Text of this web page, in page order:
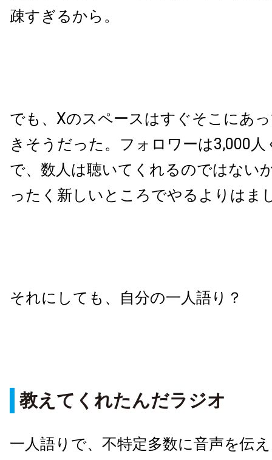
疎すぎるから。
でも、Xのスペースはすぐそこにあ
きそうだった。フォロワーは3,000
で、数人は聴いてくれるのではない
ったく新しいところでやるよりはま
それにしても、自分の一人語り？
教えてくれたんだラジオ
一人語りで、不特定多数に音声を伝